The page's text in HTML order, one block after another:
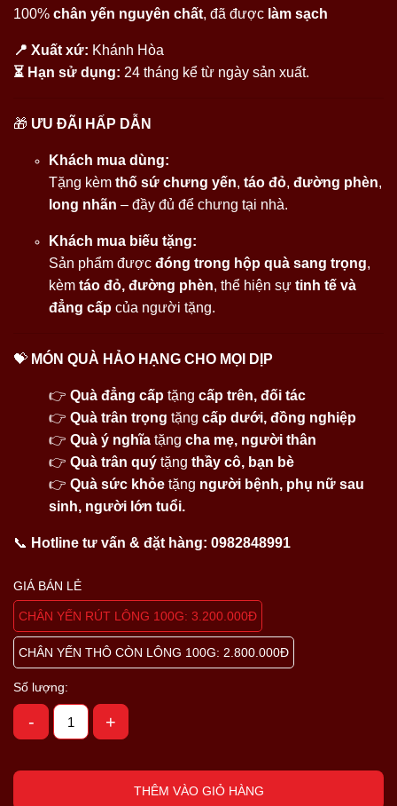
100% chân yến nguyên chất, đã được làm sạch
📍 Xuất xứ: Khánh Hòa
⏳ Hạn sử dụng: 24 tháng kể từ ngày sản xuất.
🎁 ƯU ĐÃI HẤP DẪN
Khách mua dùng:
Tặng kèm thố sứ chưng yến, táo đỏ, đường phèn,
long nhãn – đầy đủ để chưng tại nhà.
Khách mua biếu tặng:
Sản phẩm được đóng trong hộp quà sang trọng,
kèm táo đỏ, đường phèn, thể hiện sự tinh tế và
đẳng cấp của người tặng.
💝 MÓN QUÀ HẢO HẠNG CHO MỌI DỊP
👉 Quà đẳng cấp tặng cấp trên, đối tác
👉 Quà trân trọng tặng cấp dưới, đồng nghiệp
👉 Quà ý nghĩa tặng cha mẹ, người thân
👉 Quà trân quý tặng thầy cô, bạn bè
👉 Quà sức khỏe tặng người bệnh, phụ nữ sau
sinh, người lớn tuổi.
📞 Hotline tư vấn & đặt hàng: 0982848991
GIÁ BÁN LẺ
CHÂN YẾN RÚT LÔNG 100G: 3.200.000Đ
CHÂN YẾN THÔ CÒN LÔNG 100G: 2.800.000Đ
Số lượng:
- +
THÊM VÀO GIỎ HÀNG